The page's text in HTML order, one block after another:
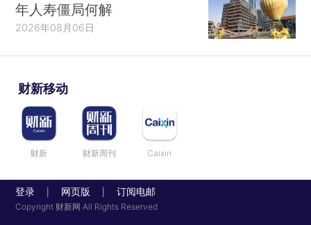
年人寿僵局何解
2026年08月06日
财新移动
财新 财新周刊 Caixin
登录 网页版 订阅电邮
Copyright 财新网 All Rights Reserved